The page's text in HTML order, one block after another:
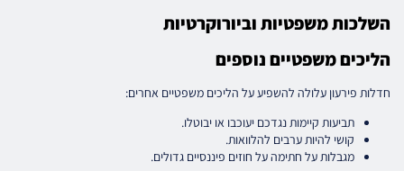
השלכות משפטיות וביורוקרטיות
הליכים משפטיים נוספים
חדלות פירעון עלולה להשפיע על הליכים משפטיים אחרים:
תביעות קיימות נגדכם יעוכבו או יבוטלו.
קושי להיות ערבים להלוואות.
מגבלות על חתימה על חוזים פיננסיים גדולים.